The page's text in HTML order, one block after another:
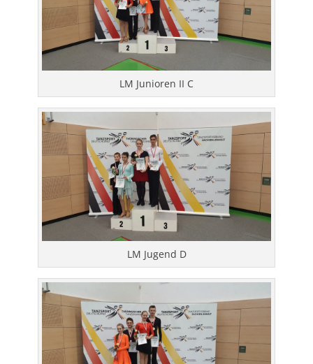
LM Junioren II C
LM Jugend D